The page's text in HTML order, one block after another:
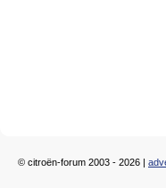
© citroën-forum 2003 - 2026 |